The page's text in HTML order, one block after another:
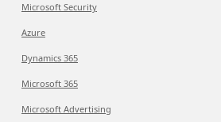
Microsoft Security
Azure
Dynamics 365
Microsoft 365
Microsoft Advertising